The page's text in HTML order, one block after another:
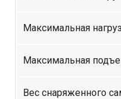
Максимальная
Максимальная
Вес снаряженного